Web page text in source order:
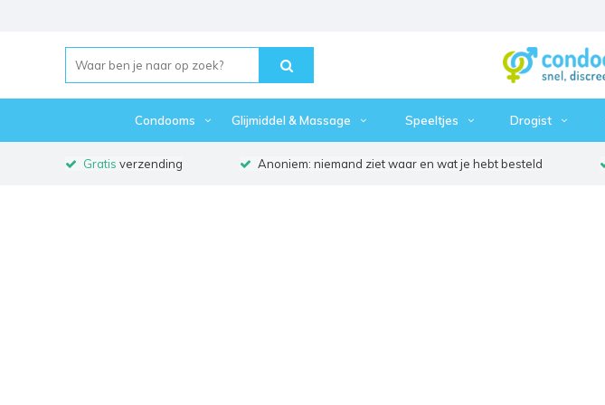
Condooms Glijmiddel & Massage Speeltjes Drogist
Gratis verzending Anoniem: niemand ziet waar en wat je hebt besteld